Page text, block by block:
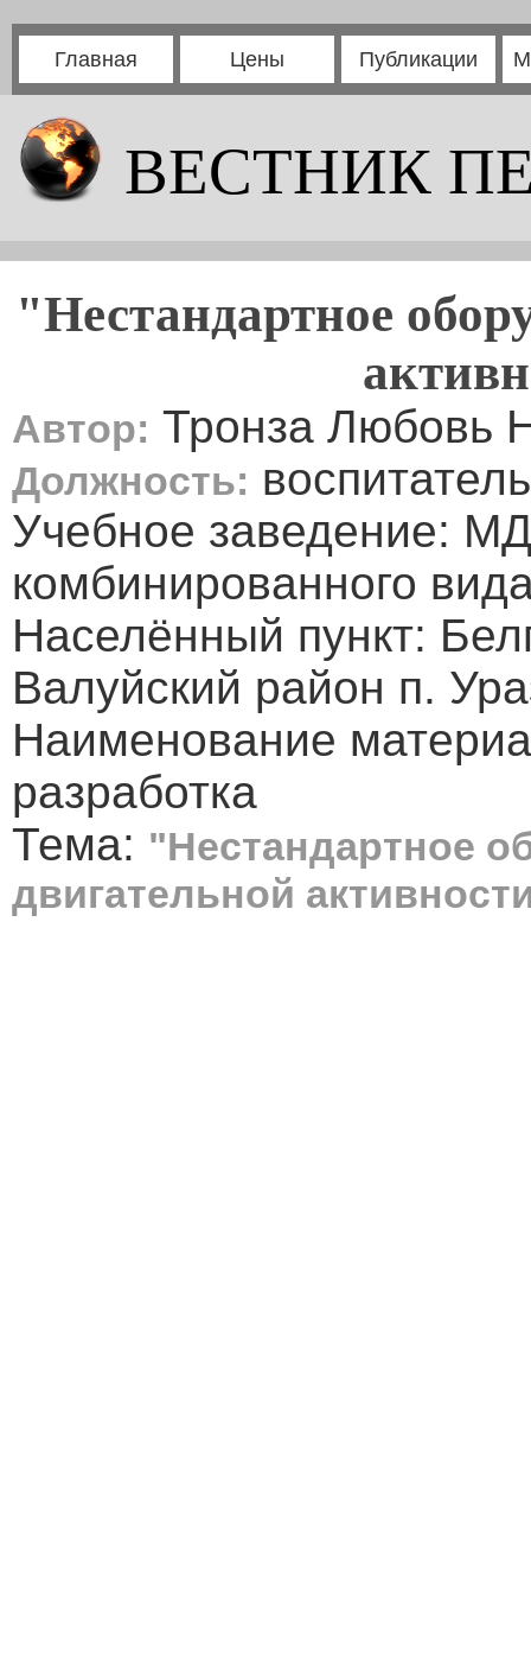
Главная Цены Публикации
ВЕСТНИК
"Нестандартное
Автор: Тронза Любовь
Должность: воспитатель
Учебное заведение:
комбинированного
Населённый пункт:
Валуйский район п.
Наименование
разработка
Тема: "Нестандартное
двигательной